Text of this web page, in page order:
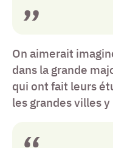
On aimerait
dans la grande
qui ont fait leurs
les grandes villes